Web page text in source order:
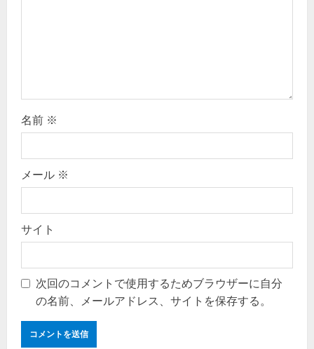
名前 ※
メール ※
サイト
次回のコメントで使用するためブラウザーに自分
の名前、メールアドレス、サイトを保存する。